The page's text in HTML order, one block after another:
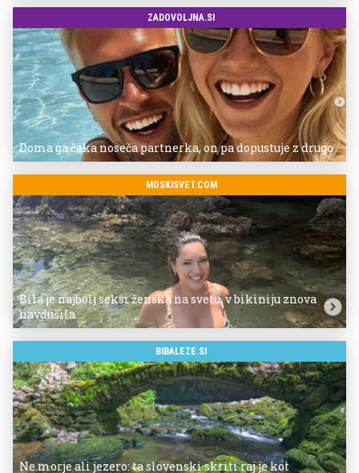
ZADOVOLJNA.SI
Doma ga čaka noseča partnerka, on pa dopustuje z drugo
MOSKISVET.COM
Bila je najbolj seksi ženska na svetu, v bikiniju znova
navdušila
BIBALEZE.SI
Ne morje ali jezero: ta slovenski skriti raj je kot